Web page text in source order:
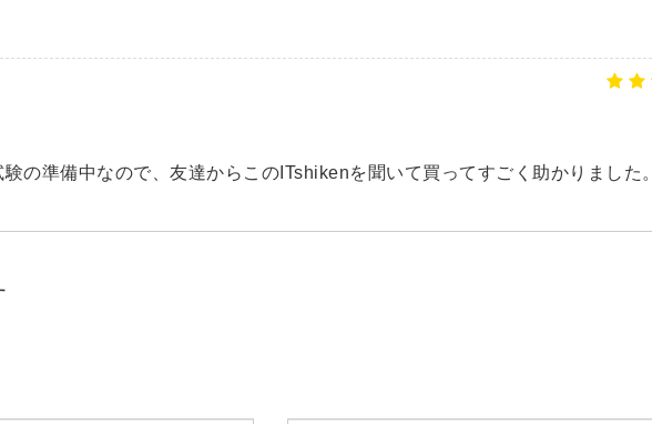
の準備中なので、友達からこのITshikenを聞いて買ってすごく助かりました。